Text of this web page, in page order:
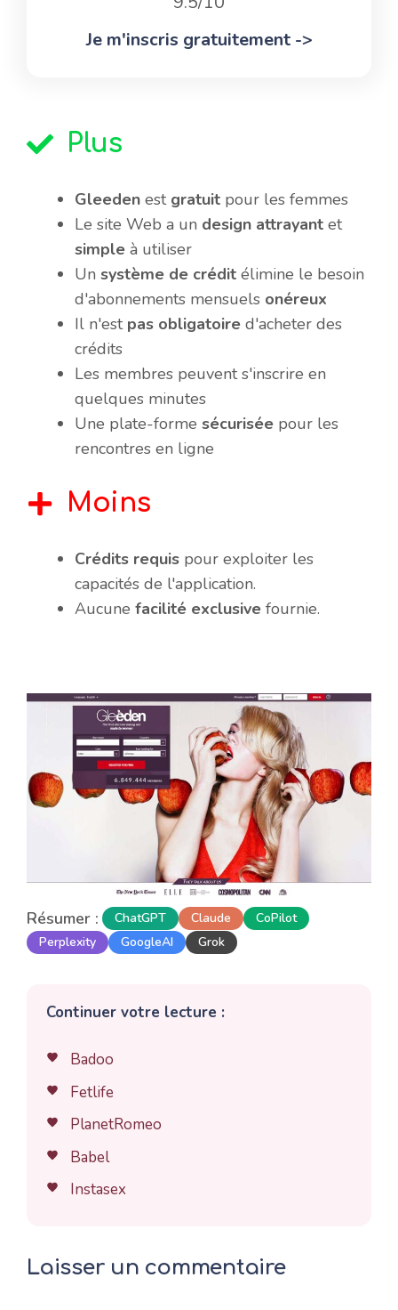
Je m'inscris gratuitement ->
Plus
Gleeden est gratuit pour les femmes
Le site Web a un design attrayant et
simple à utiliser
Un système de crédit élimine le besoin
d'abonnements mensuels onéreux
Il n'est pas obligatoire d'acheter des
crédits
Les membres peuvent s'inscrire en
quelques minutes
Une plate-forme sécurisée pour les
rencontres en ligne
Moins
Crédits requis pour exploiter les
capacités de l'application.
Aucune facilité exclusive fournie.
Résumer : ChatGPT Claude
CoPilot
Perplexity
GoogleAI Grok
Continuer votre lecture :
Badoo
Fetlife
PlanetRomeo
Babel
Instasex
Laisser un commentaire